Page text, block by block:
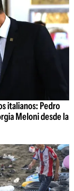
italianos: Pedro
Meloni desde la